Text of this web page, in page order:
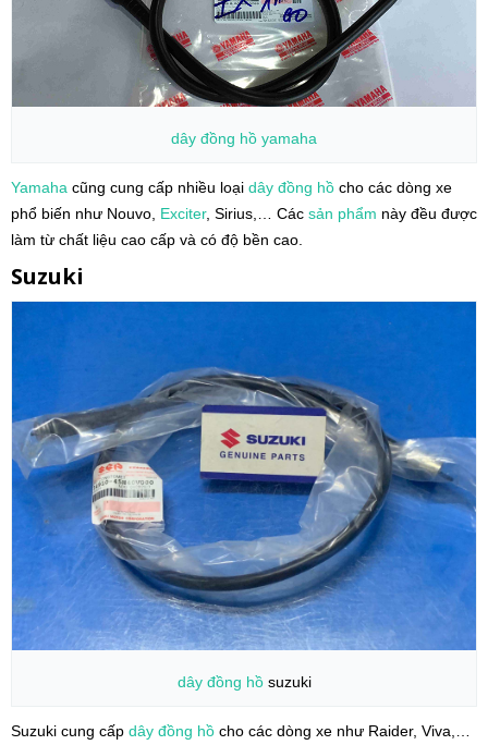
dây đồng hồ yamaha
Yamaha cũng cung cấp nhiều loại dây đồng hồ cho các dòng xe
phổ biến như Nouvo, Exciter, Sirius,… Các sản phẩm này đều được
làm từ chất liệu cao cấp và có độ bền cao.
Suzuki
dây đồng hồsuzuki
Suzuki cung cấp dây đồng hồ cho các dòng xe như Raider, Viva,…